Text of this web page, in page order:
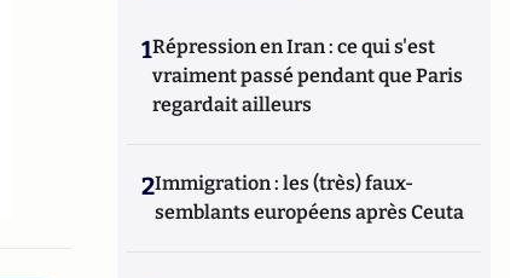
1Répression en Iran : ce qui s'est
vraiment passé pendant que Paris
regardait ailleurs
2Immigration : les (très) faux-
semblants européens après Ceuta